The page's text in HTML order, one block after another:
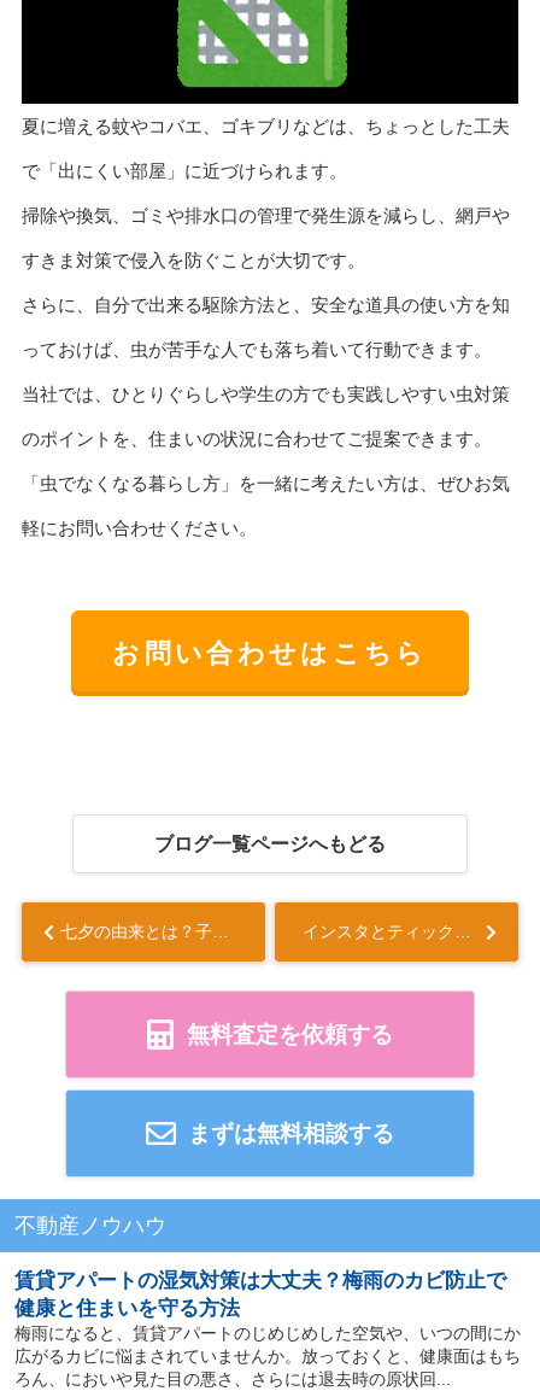
夏に増える蚊やコバエ、ゴキブリなどは、ちょっとした工夫
で「出にくい部屋」に近づけられます。
掃除や換気、ゴミや排水口の管理で発生源を減らし、網戸や
すきま対策で侵入を防ぐことが大切です。
さらに、自分で出来る駆除方法と、安全な道具の使い方を知
っておけば、虫が苦手な人でも落ち着いて行動できます。
当社では、ひとりぐらしや学生の方でも実践しやすい虫対策
のポイントを、住まいの状況に合わせてご提案できます。
「虫でなくなる暮らし方」を一緒に考えたい方は、ぜひお気
軽にお問い合わせください。
お問い合わせはこちら
ブログ一覧ページへもどる
七夕の由来とは？子どもも大人も面白い物語を解説... インスタとティックトックで知る丸久不動産山口支店！会社紹介やおすすめ情報を全世代に発信...
無料査定を依頼する
まずは無料相談する
不動産ノウハウ
賃貸アパートの湿気対策は大丈夫？梅雨のカビ防止で
健康と住まいを守る方法
梅雨になると、賃貸アパートのじめじめした空気や、いつの間にか
広がるカビに悩まされていませんか。放っておくと、健康面はもち
ろん、においや見た目の悪さ、さらには退去時の原状回...